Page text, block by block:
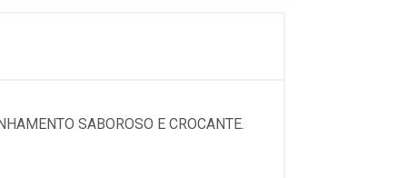
SABOROSO E CROCANTE.